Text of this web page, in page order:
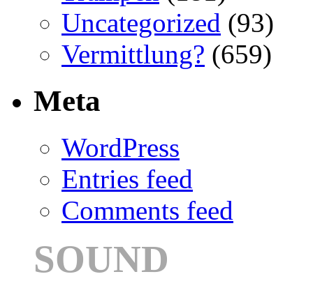
Uncategorized (93)
Vermittlung? (659)
Meta
WordPress
Entries feed
Comments feed
SOUND